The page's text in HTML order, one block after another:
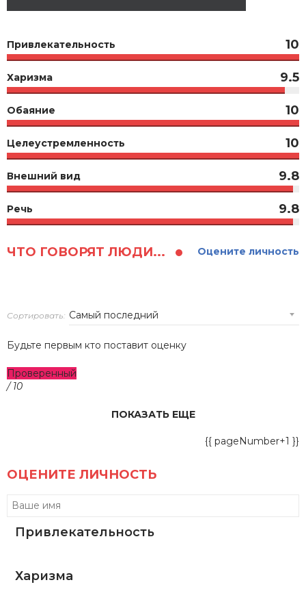
Привлекательность 10
Харизма 9.5
Обаяние 10
Целеустремленность 10
Внешний вид 9.8
Речь 9.8
ЧТО ГОВОРЯТ ЛЮДИ... Оцените личность
Сортировать:
Будьте первым кто поставит оценку
Проверенный
/ 10
ПОКАЗАТЬ ЕЩЕ
{{ pageNumber+1 }}
ОЦЕНИТЕ ЛИЧНОСТЬ
Привлекательность
Харизма